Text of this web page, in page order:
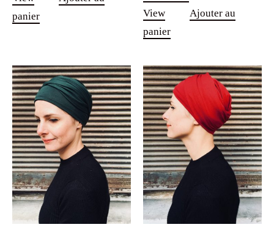
panier
Foulard élastique à
Foulard élastique à